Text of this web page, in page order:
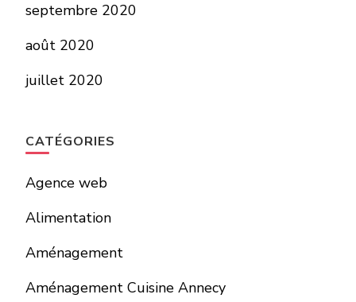
septembre 2020
août 2020
juillet 2020
CATÉGORIES
Agence web
Alimentation
Aménagement
Aménagement Cuisine Annecy